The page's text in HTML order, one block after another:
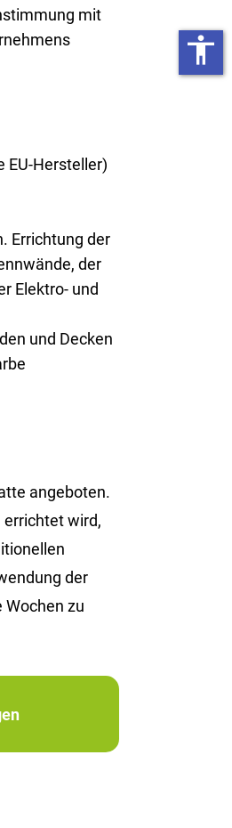
mit
EU-Hersteller)
Errichtung der
der
Elektro- und
und Decken
angeboten.
errichtet wird,
der
zu
accessibility